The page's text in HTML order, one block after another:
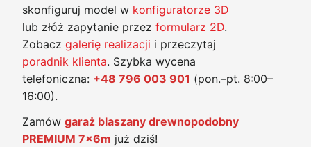
skonfiguruj model w konfiguratorze 3D
lub złóż zapytanie przez formularz 2D.
Zobacz galerię realizacji i przeczytaj
poradnik klienta. Szybka wycena
telefoniczna: +48 796 003 901 (pon.–pt. 8:00–
16:00).
Zamów garaż blaszany drewnopodobny
PREMIUM 7x6m już dziś!